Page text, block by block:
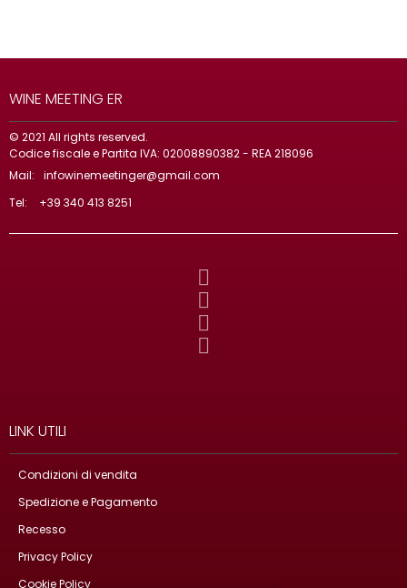
WINE MEETING ER
© 2021 All rights reserved.
Codice fiscale e Partita IVA: 02008890382 - REA 218096
Mail:
infowinemeetinger@gmail.com
Tel:
+39 340 413 8251
LINK UTILI
Condizioni di vendita
Spedizione e Pagamento
Recesso
Privacy Policy
Cookie Policy